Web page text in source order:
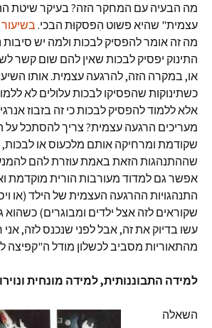
מה הבעיה עם המחקר הזה? בעיקר שיטת
עצמית" שהיא פשוט הִפּסקוּת הבכי.
מה זה אומר להפסיק לבכות ולמה יש סיבות
התינוק יפסיק לבכות שאין להם שום קשר
או, במקרה הזה, להרגעה עצמית. אותו
כשתינוקות שהפסיקו לבכות עלולים לא
אלא ללמוד להפסיק לבכות כי זה בזבוז
מעריכים הרגעה עצמית? צריך להסתכל על
שקודמת ומרחיקה אותם מלכעוס או לבכות,
שההתנהגות הזאת באמת עוזרת להם
אפשר גם למדוד מעורבות הורית מוקדמת
התנהגויות ההרגעה העצמית של הילד (או
שקוראים לזה אצל ילדים ומבוגרים) כשהוא
עשו בדיוק את זה, אבל לפני שנכנס לזה,
מהתאוריות מסביב לכשלון מודל ה"קפיצה
למידה התבוננותית, למידה מונחית
השאלה